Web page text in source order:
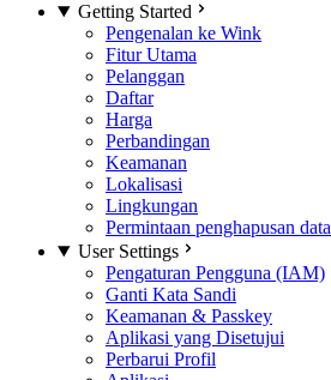
Getting Started
Pengenalan ke Wink
Fitur Utama
Pelanggan
Daftar
Harga
Perbandingan
Keamanan
Lokalisasi
Lingkungan
Permintaan penghapusan data
User Settings
Pengaturan Pengguna (IAM)
Ganti Kata Sandi
Keamanan & Passkey
Aplikasi yang Disetujui
Perbarui Profil